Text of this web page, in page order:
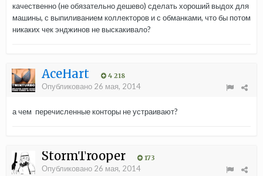
качественно (не обязательно дешево) сделать хороший выдох для
машины, с выпиливанием коллекторов и с обманками, что бы потом
никаких чек энджинов не выскакивало?
AceHart 4 218
Опубликовано 26 мая, 2014
а чем перечисленные конторы не устраивают?
StormTrooper 173
Опубликовано 26 мая, 2014